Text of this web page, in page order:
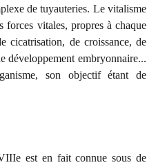
de tuyauteries. Le vitalisme
vitales, propres à chaque
cicatrisation, de croissance, de
développement embryonnaire...
son objectif étant de
est en fait connue sous de